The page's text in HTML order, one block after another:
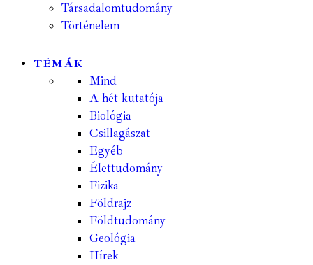
Társadalomtudomány
Történelem
TÉMÁK
Mind
A hét kutatója
Biológia
Csillagászat
Egyéb
Élettudomány
Fizika
Földrajz
Földtudomány
Geológia
Hírek